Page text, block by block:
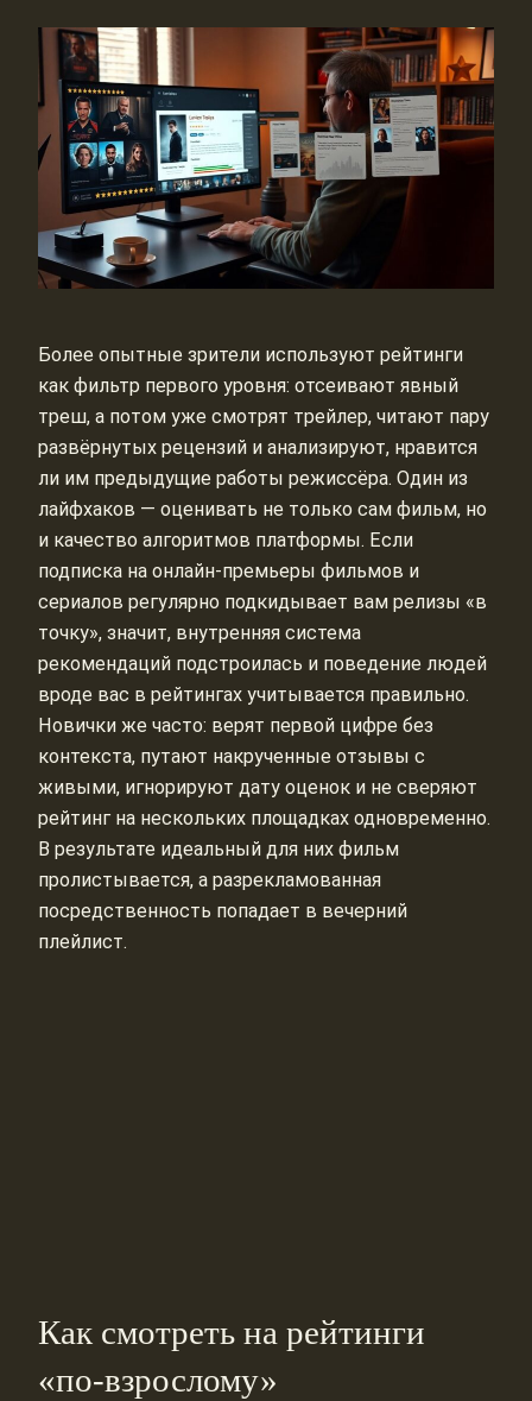
Более опытные зрители используют рейтинги
как фильтр первого уровня: отсеивают явный
треш, а потом уже смотрят трейлер, читают пару
развёрнутых рецензий и анализируют, нравится
ли им предыдущие работы режиссёра. Один из
лайфхаков — оценивать не только сам фильм, но
и качество алгоритмов платформы. Если
подписка на онлайн-премьеры фильмов и
сериалов регулярно подкидывает вам релизы «в
точку», значит, внутренняя система
рекомендаций подстроилась и поведение людей
вроде вас в рейтингах учитывается правильно.
Новички же часто: верят первой цифре без
контекста, путают накрученные отзывы с
живыми, игнорируют дату оценок и не сверяют
рейтинг на нескольких площадках одновременно.
В результате идеальный для них фильм
пролистывается, а разрекламованная
посредственность попадает в вечерний
плейлист.
Как смотреть на рейтинги
«по-взрослому»